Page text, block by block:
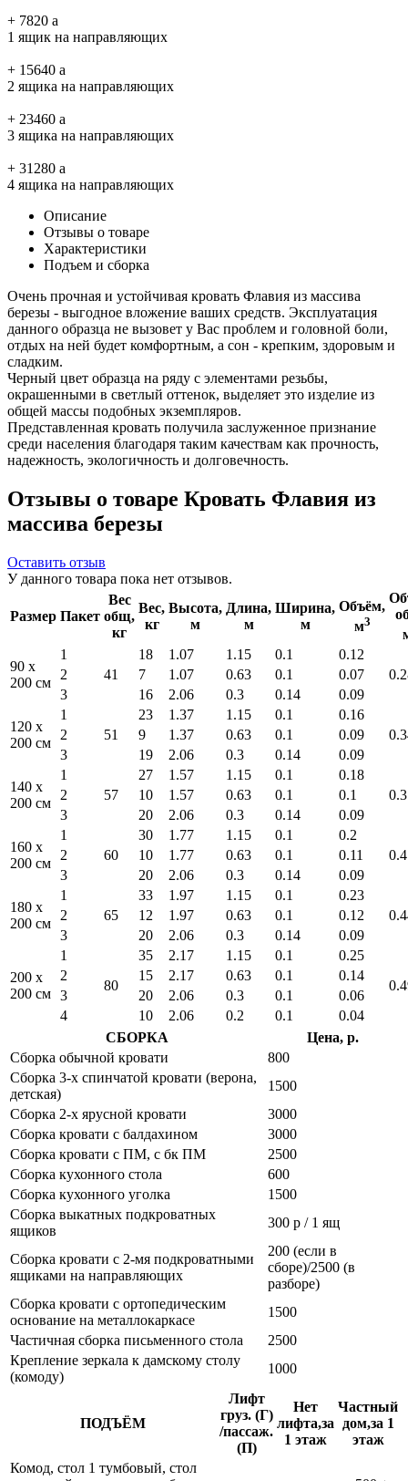
+ 7820 a
1 ящик на направляющих
+ 15640 a
2 ящика на направляющих
+ 23460 a
3 ящика на направляющих
+ 31280 a
4 ящика на направляющих
Описание
Отзывы о товаре
Характеристики
Подъем и сборка
Очень прочная и устойчивая кровать Флавия из массива
березы - выгодное вложение ваших средств. Эксплуатация
данного образца не вызовет у Вас проблем и головной боли,
отдых на ней будет комфортным, а сон - крепким, здоровым и
сладким.
Черный цвет образца на ряду с элементами резьбы,
окрашенными в светлый оттенок, выделяет это изделие из
общей массы подобных экземпляров.
Представленная кровать получила заслуженное признание
среди населения благодаря таким качествам как прочность,
надежность, экологичность и долговечность.
Отзывы о товаре Кровать Флавия из
массива березы
Оставить отзыв
У данного товара пока нет отзывов.
Размер Пакет
Вес
общ,
кг
Вес,
кг
Высота,
м
Длина,
м
Ширина,
м
Объём,
м3
90 x
200 см
1
41
18 1.07 1.15 0.1
0.12
2 7 1.07 0.63 0.1
0.07
3
16 2.06 0.3 0.14 0.09
120 x
200 см
1
51
23 1.37 1.15 0.1
0.16
2 9 1.37 0.63 0.1
0.09
3
19 2.06 0.3 0.14 0.09
140 x
200 см
1
57
27 1.57 1.15 0.1
0.18
2 10 1.57 0.63 0.1
0.1
3
20 2.06 0.3 0.14 0.09
160 x
200 см
1
60
30 1.77 1.15 0.1
0.2
0.4
2 10 1.77 0.63 0.1
0.11
3
20 2.06 0.3 0.14 0.09
180 x
200 см
1
65
33 1.97 1.15 0.1
0.23
2 12 1.97 0.63 0.1
0.12
3
20 2.06 0.3 0.14 0.09
200 x
200 см
1
80
35 2.17 1.15 0.1
0.25
2 15 2.17 0.63 0.1
0.14
3
20 2.06 0.3 0.1
0.06
4
10 2.06 0.2 0.1
0.04
СБОРКА
Цена, р.
Сборка обычной кровати
800
Сборка 3-х спинчатой кровати (верона,
детская)
1500
Сборка 2-х ярусной кровати
3000
Сборка кровати с балдахином
3000
Сборка кровати с ПМ, с бк ПМ
2500
Сборка кухонного стола
600
Сборка кухонного уголка
1500
Сборка выкатных подкроватных
ящиков
300 р / 1 ящ
Сборка кровати с 2-мя подкроватными
ящиками на направляющих
200 (если в
сборе)/2500 (в
разборе)
Сборка кровати с ортопедическим
основание на металлокаркасе
1500
Частичная сборка письменного стола
2500
Крепление зеркала к дамскому столу
(комоду)
1000
ПОДЪЁМ
Лифт
груз. (Г)
/пассаж.
(П)
Нет
лифта,за
1 этаж
Частный
дом,за 1
этаж
Комод, стол 1 тумбовый, стол